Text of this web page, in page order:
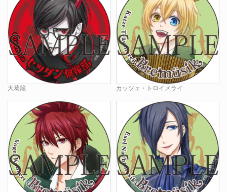
大葛籠 カッツェ・トロイメライ